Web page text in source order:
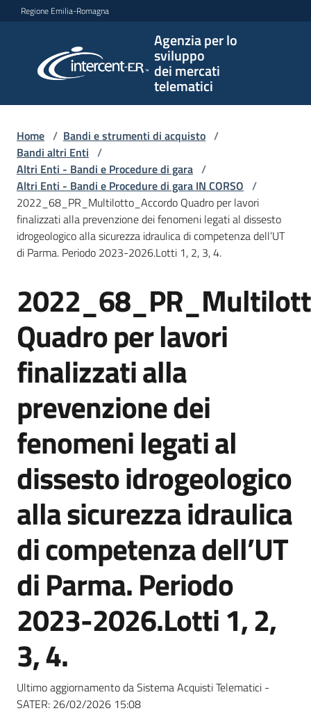
Vai al contenuto
Vai alla navigazione
Vai al footer
Regione Emilia-Romagna
Agenzia per lo
sviluppo
dei mercati
telematici
per lo
sviluppo
telematici
L'Agenzia
Bandi
strumenti
di
Supporto
Piattaforme
telematiche
English
site
Seguici
su
Home / Bandi e strumenti di acquisto /
Bandi altri Enti /
Altri Enti - Bandi e Procedure di gara /
Altri Enti - Bandi e Procedure di gara IN CORSO /
2022_68_PR_Multilotto_Accordo Quadro per lavori
finalizzati alla prevenzione dei fenomeni legati al dissesto
idrogeologico alla sicurezza idraulica di competenza dell’UT
di Parma. Periodo 2023-2026.Lotti 1, 2, 3, 4.
Salta al contenuto
Quadro per lavori
finalizzati alla
prevenzione dei
fenomeni legati al
dissesto idrogeologico
alla sicurezza idraulica
di competenza dell’UT
di Parma. Periodo
2023-2026.Lotti 1, 2,
3, 4.
Ultimo aggiornamento da Sistema Acquisti Telematici -
SATER: 26/02/2026 15:08